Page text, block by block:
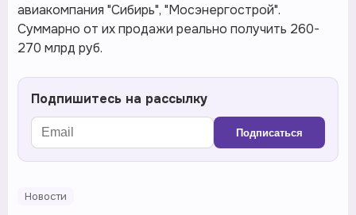
авиакомпания "Сибирь", "Мосэнергострой".
Суммарно от их продажи реально получить 260-
270 млрд руб.
Подпишитесь на рассылку
Подписаться
Новости